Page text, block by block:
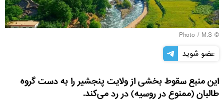
© Photo /
M.S
عضو شوید
این منبع سقوط بخشی از ولایت پنجشیر را به دست گروه
طالبان (ممنوع در روسیه) در رد می‌کند.